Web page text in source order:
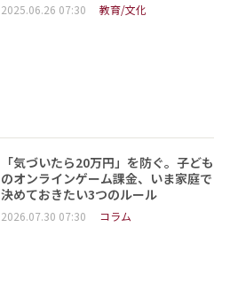
2025.06.26 07:30 教育/文化
「気づいたら20万円」を防ぐ。子ども
のオンラインゲーム課金、いま家庭で
決めておきたい3つのルール
2026.07.30 07:30 コラム